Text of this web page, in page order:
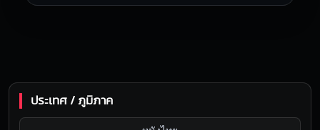
ประเทศ / ภูมิภาค